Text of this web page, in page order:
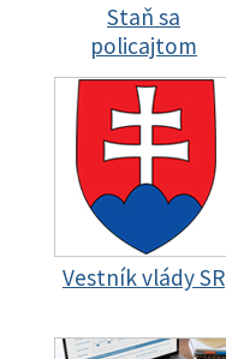
Staň sa
policajtom
Vestník vlády SR